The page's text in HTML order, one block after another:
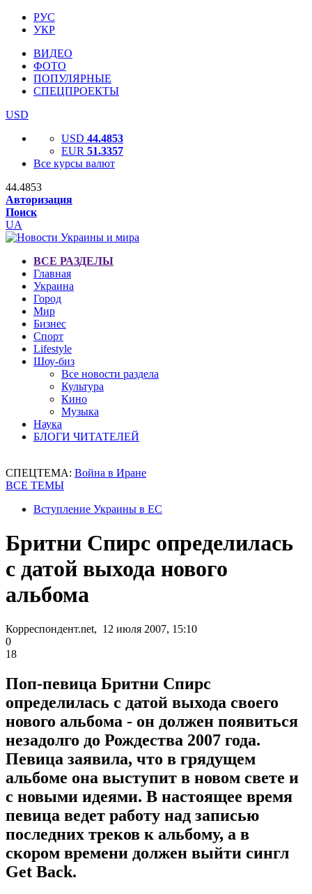
РУС
УКР
ВИДЕО
ФОТО
ПОПУЛЯРНЫЕ
СПЕЦПРОЕКТЫ
USD
USD 44.4853
EUR 51.3357
Все курсы валют
44.4853
Авторизация
Поиск
UA
ВСЕ РАЗДЕЛЫ
Главная
Украина
Город
Мир
Бизнес
Спорт
Lifestyle
Шоу-биз
Все новости раздела
Культура
Кино
Музыка
Наука
БЛОГИ ЧИТАТЕЛЕЙ
СПЕЦТЕМА: Война в Иране
ВСЕ ТЕМЫ
Вступление Украины в ЕС
Бритни Спирс определилась
с датой выхода нового
альбома
Корреспондент.net, 12 июля 2007, 15:10
0
18
Поп-певица Бритни Спирс
определилась с датой выхода своего
нового альбома - он должен появиться
незадолго до Рождества 2007 года.
Певица заявила, что в грядущем
альбоме она выступит в новом свете и
с новыми идеями. В настоящее время
певица ведет работу над записью
последних треков к альбому, а в
скором времени должен выйти сингл
Get Back.